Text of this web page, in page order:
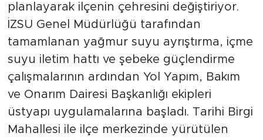
planlayarak ilçenin çehresini değiştiriyor.
İZSU Genel Müdürlüğü tarafından
tamamlanan yağmur suyu ayrıştırma, içme
suyu iletim hattı ve şebeke güçlendirme
çalışmalarının ardından Yol Yapım, Bakım
ve Onarım Dairesi Başkanlığı ekipleri
üstyapı uygulamalarına başladı. Tarihi Birgi
Mahallesi ile ilçe merkezinde yürütülen